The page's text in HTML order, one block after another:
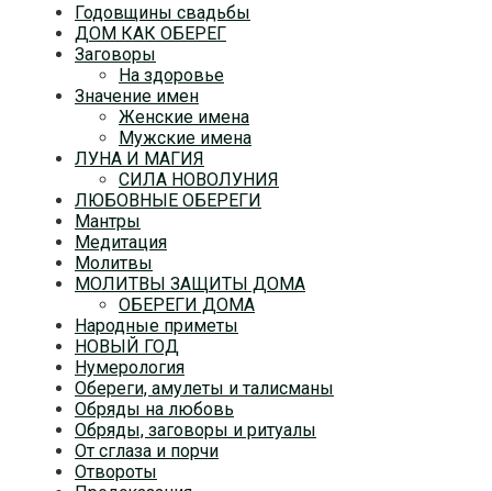
Годовщины свадьбы
ДОМ КАК ОБЕРЕГ
Заговоры
На здоровье
Значение имен
Женские имена
Мужские имена
ЛУНА И МАГИЯ
СИЛА НОВОЛУНИЯ
ЛЮБОВНЫЕ ОБЕРЕГИ
Мантры
Медитация
Молитвы
МОЛИТВЫ ЗАЩИТЫ ДОМА
ОБЕРЕГИ ДОМА
Народные приметы
НОВЫЙ ГОД
Нумерология
Обереги, амулеты и талисманы
Обряды на любовь
Обряды, заговоры и ритуалы
От сглаза и порчи
Отвороты